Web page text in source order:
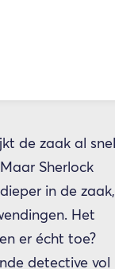
de zaak al snel
Sherlock
in de zaak,
Het
er écht toe?
detective vol